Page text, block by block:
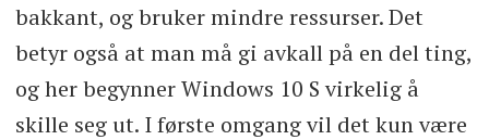
bakkant, og bruker mindre ressurser. Det
betyr også at man må gi avkall på en del ting,
og her begynner Windows 10 S virkelig å
skille seg ut. I første omgang vil det kun være